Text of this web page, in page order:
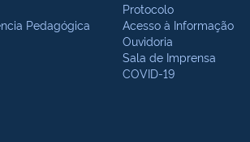
Pedagógica
Protocolo
Acesso à Informação
Ouvidoria
Sala de Imprensa
COVID-19